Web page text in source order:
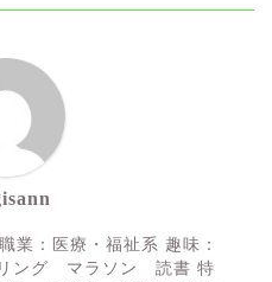
：医療・福祉系 趣味：
ング マラソン 読書 特